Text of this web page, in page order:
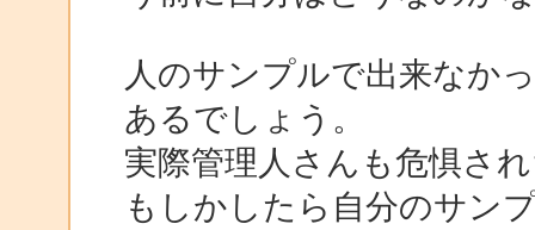
人のサンプルで出来なか
あるでしょう。
実際管理人さんも危惧さ
もしかしたら自分のサン